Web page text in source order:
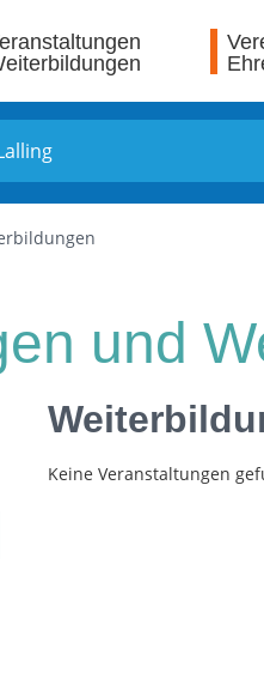
und
Keine Veranstaltungen